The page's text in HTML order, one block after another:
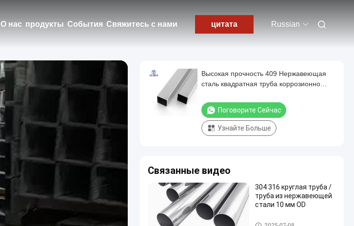
О нас продукты События Свяжитесь с нами цитата Russian
Высокая прочность 409 Нержавеющая
сталь квадратная труба коррозионно
Поговорите Сейчас
Узнайте Больше
Связанные видео
304 316 круглая труба /
труба из нержавеющей
стали 10 мм OD
Трубы из углеродистой стал